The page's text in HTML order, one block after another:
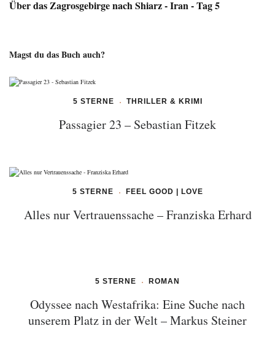
Über das Zagrosgebirge nach Shiarz - Iran - Tag 5
Magst du das Buch auch?
5 STERNE THRILLER & KRIMI
Passagier 23 – Sebastian Fitzek
5 STERNE FEEL GOOD | LOVE
Alles nur Vertrauenssache – Franziska Erhard
5 STERNE ROMAN
Odyssee nach Westafrika: Eine Suche nach
unserem Platz in der Welt – Markus Steiner